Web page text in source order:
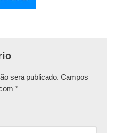
será publicado. Campos
*